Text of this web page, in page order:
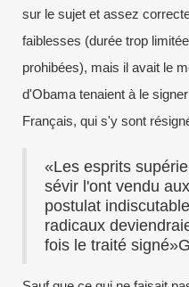
sur le sujet et assez
faiblesses (durée trop
prohibées), mais il avait le
d'Obama tenaient à le
Français, qui s'y sont
«Les esprits
sévir l'ont vendu
postulat
radicaux
fois le traité